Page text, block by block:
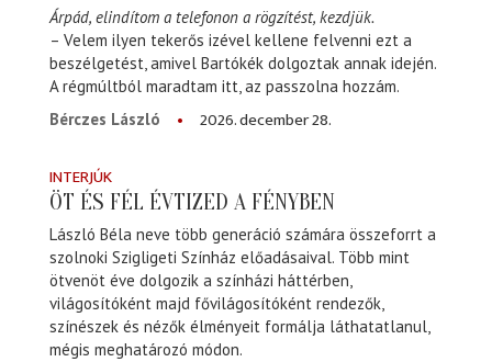
Árpád, elindítom a telefonon a rögzítést, kezdjük.
– Velem ilyen tekerős izével kellene felvenni ezt a
beszélgetést, amivel Bartókék dolgoztak annak idején.
A régmúltból maradtam itt, az passzolna hozzám.
Bérczes László
2026. december 28.
INTERJÚK
ÖT ÉS FÉL ÉVTIZED A FÉNYBEN
László Béla neve több generáció számára összeforrt a
szolnoki Szigligeti Színház előadásaival. Több mint
ötvenöt éve dolgozik a színházi háttérben,
világosítóként majd fővilágosítóként rendezők,
színészek és nézők élményeit formálja láthatatlanul,
mégis meghatározó módon.